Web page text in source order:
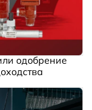
одобрение